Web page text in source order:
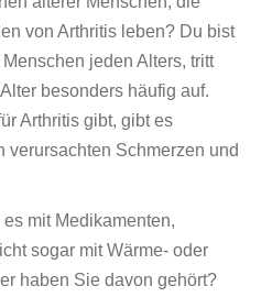
von Arthritis leben? Du bist
jeden Alters, tritt
besonders häufig auf.
Arthritis gibt, gibt es
verursachten Schmerzen und
mit Medikamenten,
sogar mit Wärme- oder
haben Sie davon gehört?